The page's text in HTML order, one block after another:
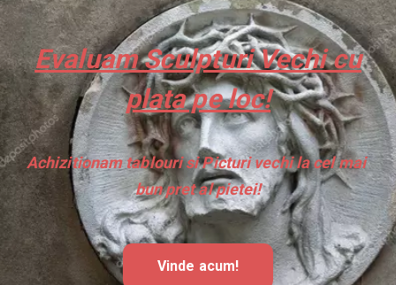
Evaluam Sculpturi Vechi cu
plata pe loc!
Achizitionam tablouri si Picturi vechi la cel mai
bun pret al pietei!
Vinde acum!